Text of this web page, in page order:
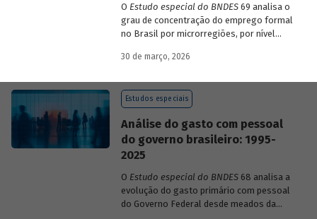
O Estudo especial do BNDES69 analisa o
grau de concentração do emprego formal
no Brasil por microrregiões, por nível
setores, entre 2010 e 2022.
30 de março, 2026
Estudos especiais
Análise do gasto com pessoal
do governo brasileiro: 1995-
2025
O Estudo especial do BNDES68 analisa a
evolução do gasto primário com pessoal
do Governo Federal desde meados da